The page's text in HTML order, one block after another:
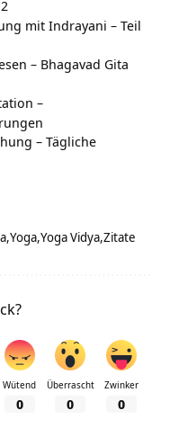
mit Indrayani – Teil
– Bhagavad Gita
–
– Tägliche
Yoga Yoga Vidya Zitate
Wütend
0
Überrascht
0
Zwinker
0